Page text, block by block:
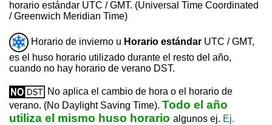
horario estándar UTC / GMT. (Universal Time Coordinated
/ Greenwich Meridian Time)
Horario de invierno u Horario estándar UTC / GMT,
es el huso horario utilizado durante el resto del año,
cuando no hay horario de verano DST.
No aplica el cambio de hora o el horario de
verano. (No Daylight Saving Time). Todo el año
utiliza el mismo huso horario algunos ej. Ej.